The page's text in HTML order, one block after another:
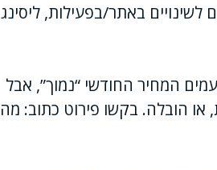
באתר/בפעילות, ליסינג
המחיר החודשי “נמוך”, אבל
או הובלה. בקשו פירוט כתוב: מה